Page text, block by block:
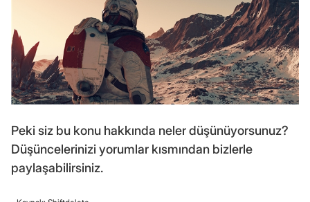
Peki siz bu konu hakkında neler düşünüyorsunuz?
Düşüncelerinizi yorumlar kısmından bizlerle
paylaşabilirsiniz.